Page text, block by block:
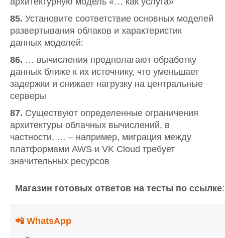
85. Установите соответствие основных моделей
развертывания облаков и характеристик
данных моделей:
86. … вычисления предполагают обработку
данных ближе к их источнику, что уменьшает
задержки и снижает нагрузку на центральные
серверы
87. Существуют определенные ограничения
архитектуры облачных вычислений, в
частности, … – например, миграция между
платформами AWS и VK Cloud требует
значительных ресурсов
Магазин готовых ответов на тесты по ссылке
📲 WhatsApp